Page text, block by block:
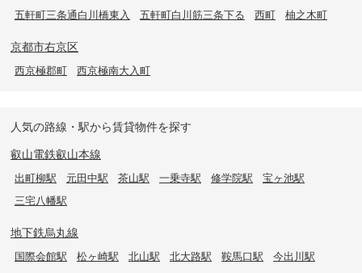
五軒町三条通白川橋東入
五軒町白川筋三条下る 西町 柚之木町
京都市右京区
西京極郡町 西京極南大入町
人気の路線・駅から賃貸物件を探す
叡山電鉄叡山本線
出町柳駅 元田中駅 茶山駅 一乗寺駅 修学院駅
宝ヶ池駅
三宅八幡駅
地下鉄烏丸線
国際会館駅 松ヶ崎駅 北山駅 北大路駅 鞍馬口駅
今出川駅